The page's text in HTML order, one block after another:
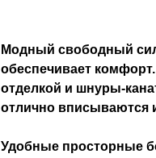
Модный свободный
обеспечивает
отделкой и шнуры-
отлично вписываются
Удобные просторные